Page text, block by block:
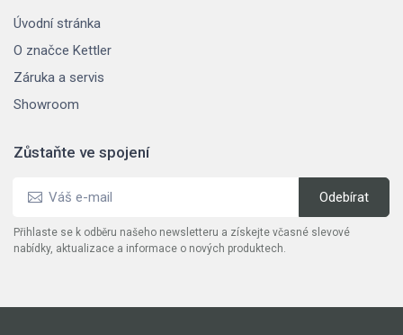
Úvodní stránka
O značce Kettler
Záruka a servis
Showroom
Zůstaňte ve spojení
Přihlaste se k odběru našeho newsletteru a získejte včasné slevové
nabídky, aktualizace a informace o nových produktech.